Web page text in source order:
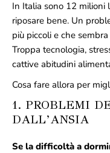
In Italia sono 12 milioni
riposare bene. Un
più piccoli e che
Troppa tecnologia,
cattive abitudini
Cosa fare allora per
1. PROBLEMI
DALL’ANSIA
Se la difficoltà a